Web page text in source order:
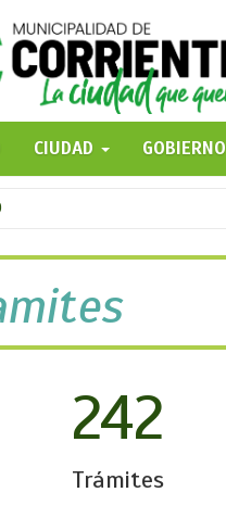
CIUDAD GOBIERNO
242
Trámites